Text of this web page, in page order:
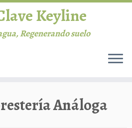
Keyline
Regenerando suelo
Análoga